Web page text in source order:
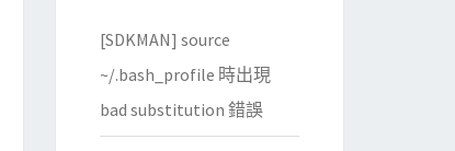
[SDKMAN] source
~/.bash_profile 時出現
bad substitution 錯誤